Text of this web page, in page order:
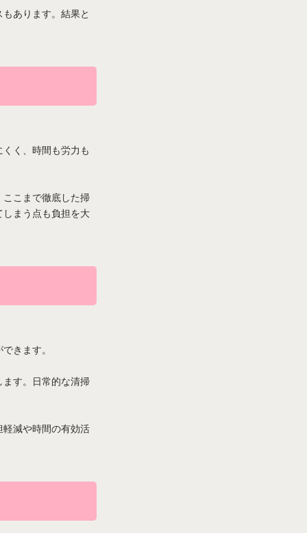
あります。結果と
く、時間も労力も
こまで徹底した掃
まう点も負担を大
きます。
す。日常的な清掃
減や時間の有効活